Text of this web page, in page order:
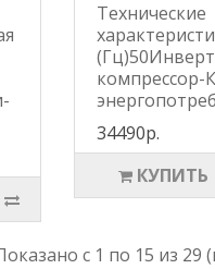
Технические
компрессор-
34490р.
КУПИТЬ
с 1 по 15 из 29